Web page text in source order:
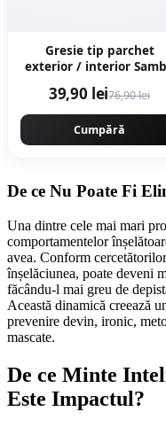
Gresie tip parchet
exterior / interior
portelanata
antiderapanta
39,90 lei76,90 lei
Cumpără
De ce Nu Poate Fi
Una dintre cele mai mari
comportamentelor
avea. Conform
înșelăciunea, poate deveni
făcându-l mai greu de
Această dinamică creează
prevenire devin, ironic,
mascate.
De ce Minte
Este Impactul?